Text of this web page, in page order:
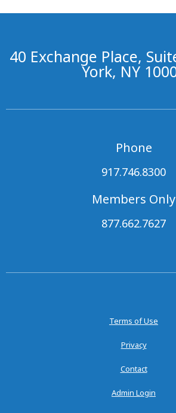
40 Exchange Place,
York, NY
Phone
917.746.8300
Members Only
877.662.7627
Terms of Use
Privacy
Contact
Admin Login